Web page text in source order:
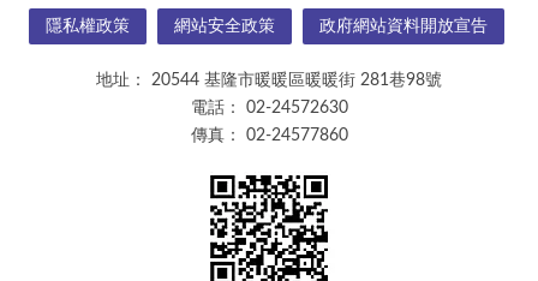
隱私權政策 網站安全政策 政府網站資料開放宣告
地址：
20544 基隆市暖暖區暖暖街 281巷98號
電話：
02-24572630
傳真：
02-24577860